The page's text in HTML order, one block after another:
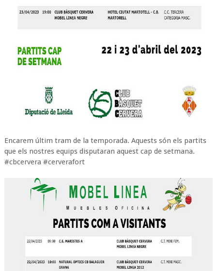
Encarem últim tram de la temporada. Aquests són els partits
que els nostres equips disputaran aquest cap de setmana.
#cbcervera #cerverafort